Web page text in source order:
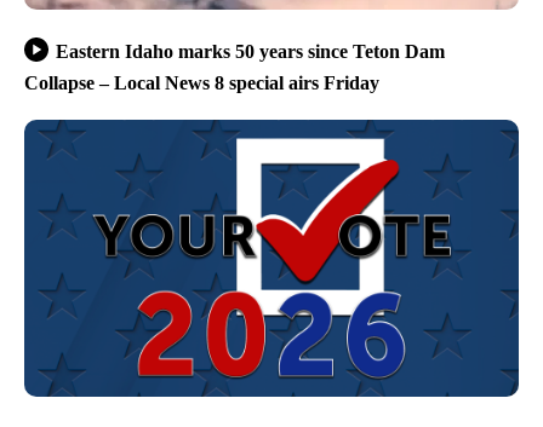
Eastern Idaho marks 50 years since Teton Dam
Collapse – Local News 8 special airs Friday